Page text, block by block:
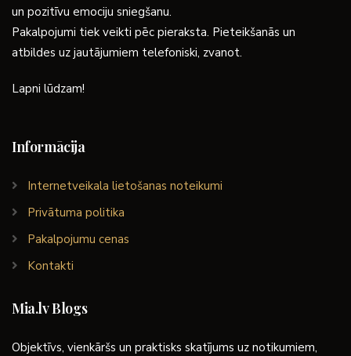
un pozitīvu emociju sniegšanu.
Pakalpojumi tiek veikti pēc pieraksta. Pieteikšanās un
atbildes uz jautājumiem telefoniski, zvanot.
Lapni lūdzam!
Informācija
Internetveikala lietošanas noteikumi
Privātuma politika
Pakalpojumu cenas
Kontakti
Mia.lv Blogs
Objektīvs, vienkāršs un praktisks skatījums uz notikumiem,